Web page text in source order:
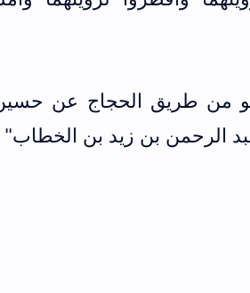
من طريق الحجاج عن
الرحمن بن زيد بن الخطاب"